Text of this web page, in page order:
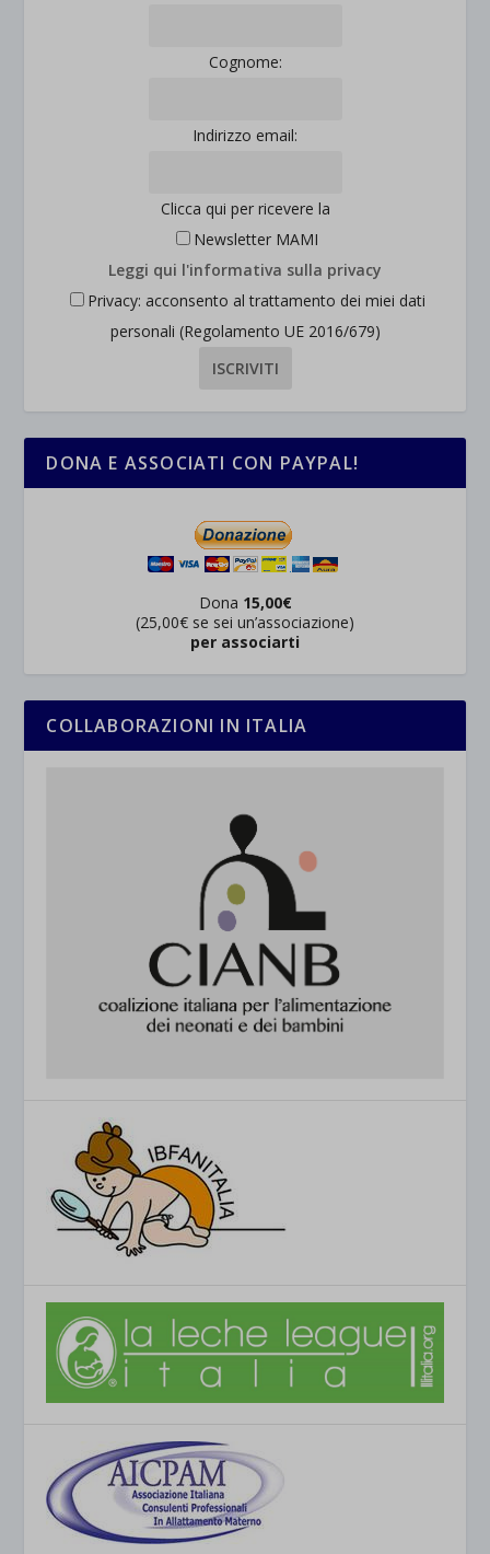
Cognome:
Indirizzo email:
Clicca qui per ricevere la
Newsletter MAMI
Leggi qui l'informativa sulla privacy
Privacy: acconsento al trattamento dei miei dati
personali (Regolamento UE 2016/679)
DONA E ASSOCIATI CON PAYPAL!
Dona 15,00€
(25,00€ se sei un’associazione)
per associarti
COLLABORAZIONI IN ITALIA